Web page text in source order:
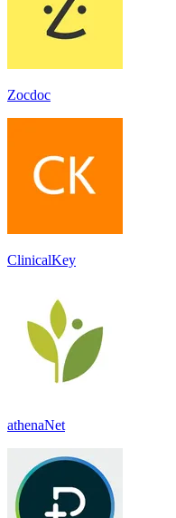
Zocdoc
ClinicalKey
athenaNet